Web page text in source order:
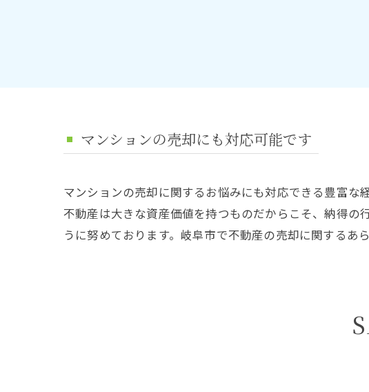
マンションの売却にも対応可能です
マンションの売却に関するお悩みにも対応できる豊富な
不動産は大きな資産価値を持つものだからこそ、納得の
うに努めております。岐阜市で不動産の売却に関するあ